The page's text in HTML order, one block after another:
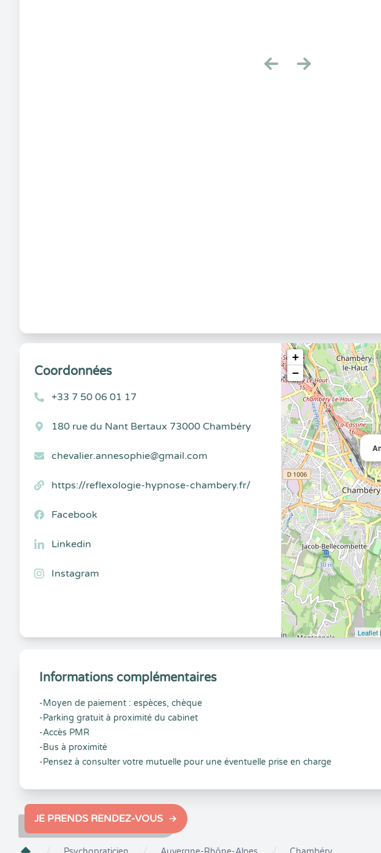
Coordonnées
+33 7 50 06 01 17
180 rue du Nant Bertaux 73000 Chambéry
chevalier.annesophie@gmail.com
https://reflexologie-hypnose-chambery.fr/
Facebook
Linkedin
Instagram
+
−
Leaflet
Informations complémentaires
-Moyen de paiement : espèces, chèque
-Parking gratuit à proximité du cabinet
-Accès PMR
-Bus à proximité
-Pensez à consulter votre mutuelle pour une éventuelle prise en charge
JE PRENDS RENDEZ-VOUS